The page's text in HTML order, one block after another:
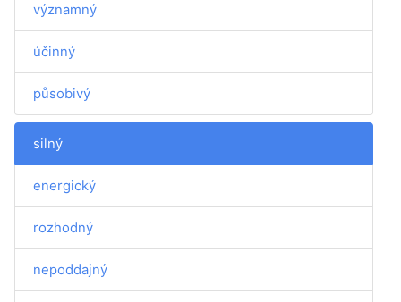
významný
účinný
působivý
silný
energický
rozhodný
nepoddajný